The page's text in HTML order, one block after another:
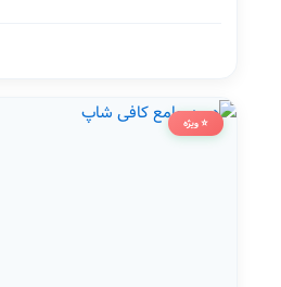
⭐ ویژه